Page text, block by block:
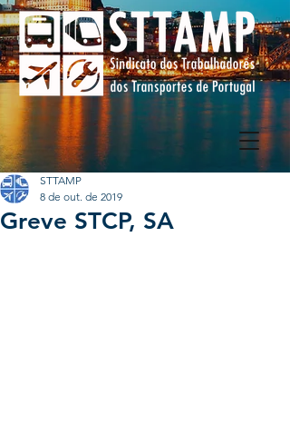
Greve STCP, SA
STTAMP
8 de out. de 2019